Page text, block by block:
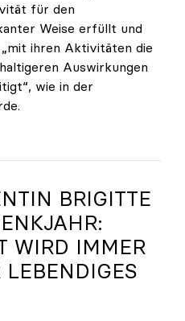
für den
Weise erfüllt und
ihren Aktivitäten die
Auswirkungen
wie in der
entsendet nun doch
BRIGITTE
WIRD IMMER